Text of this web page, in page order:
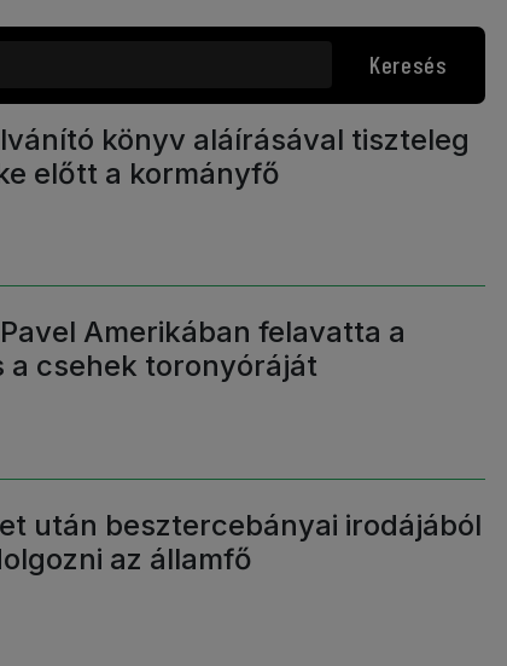
Keresés
könyv aláírásával tiszteleg
előtt a kormányfő
Amerikában felavatta a
a csehek toronyóráját
után besztercebányai irodájából
az államfő